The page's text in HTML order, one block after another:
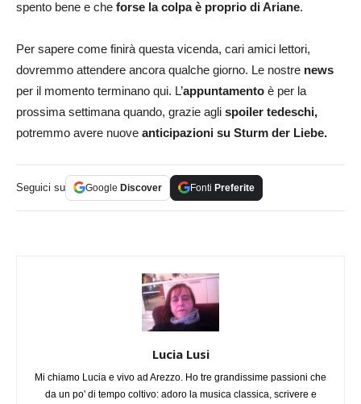
spento bene e che forse la colpa è proprio di Ariane.
Per sapere come finirà questa vicenda, cari amici lettori,
dovremmo attendere ancora qualche giorno. Le nostre news
per il momento terminano qui. L’appuntamento è per la
prossima settimana quando, grazie agli spoiler tedeschi,
potremmo avere nuove anticipazioni su Sturm der Liebe.
Seguici su Google Discover Fonti Preferite
Lucia Lusi
Mi chiamo Lucia e vivo ad Arezzo. Ho tre grandissime passioni che
da un po' di tempo coltivo: adoro la musica classica, scrivere e